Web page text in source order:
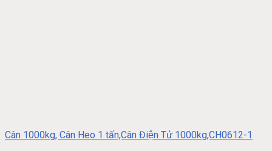
Cân 1000kg, Cân Heo 1 tấn,Cân Điện Tử 1000kg,CH0612-1